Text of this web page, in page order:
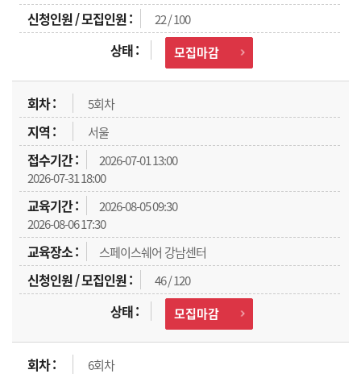
22 / 100
모집마감
5회차
서울
2026-07-01 13:00
2026-07-31 18:00
2026-08-05 09:30
2026-08-06 17:30
스페이스쉐어 강남센터
46 / 120
모집마감
6회차